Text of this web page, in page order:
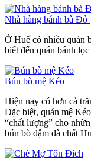
Nhà hàng bánh bà Đỏ
Ở Huế có nhiều quán
biết đến quán bánh
Bún bò mệ Kéo
Hiện nay có hơn cả
Đặc biệt, quán mệ
“chất lượng” cho
bún bò đậm đà chất